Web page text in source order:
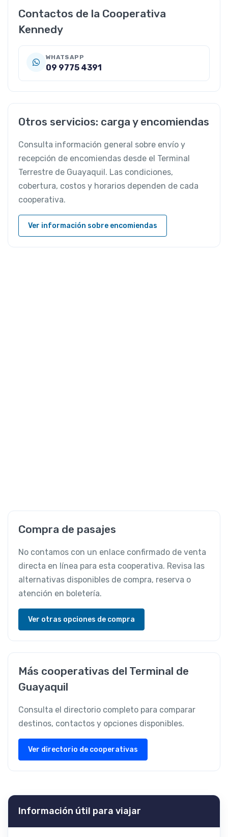
Contactos de la Cooperativa
Kennedy
WHATSAPP
09 9775 4391
Otros servicios: carga y encomiendas
Consulta información general sobre envío y
recepción de encomiendas desde el Terminal
Terrestre de Guayaquil. Las condiciones,
cobertura, costos y horarios dependen de cada
cooperativa.
Ver información sobre encomiendas
Compra de pasajes
No contamos con un enlace confirmado de venta
directa en línea para esta cooperativa. Revisa las
alternativas disponibles de compra, reserva o
atención en boletería.
Ver otras opciones de compra
Más cooperativas del Terminal de
Guayaquil
Consulta el directorio completo para comparar
destinos, contactos y opciones disponibles.
Ver directorio de cooperativas
Información útil para viajar